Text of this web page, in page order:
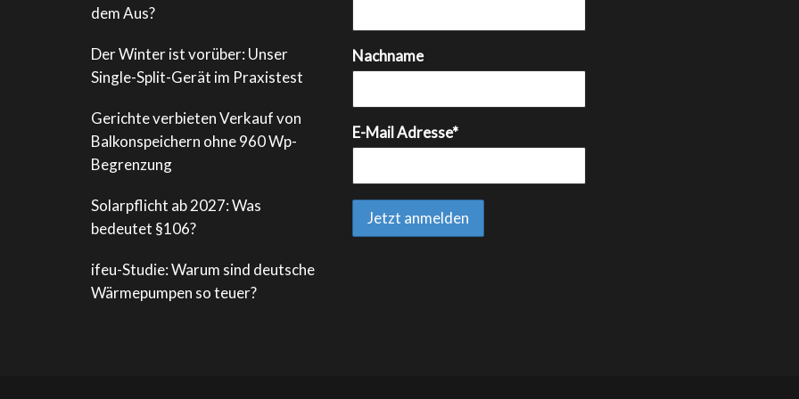
dem Aus?
Der Winter ist vorüber: Unser
Single-Split-Gerät im Praxistest
Gerichte verbieten Verkauf von
Balkonspeichern ohne 960 Wp-
Begrenzung
Solarpflicht ab 2027: Was
bedeutet §106?
ifeu-Studie: Warum sind deutsche
Wärmepumpen so teuer?
Nachname
E-Mail Adresse*